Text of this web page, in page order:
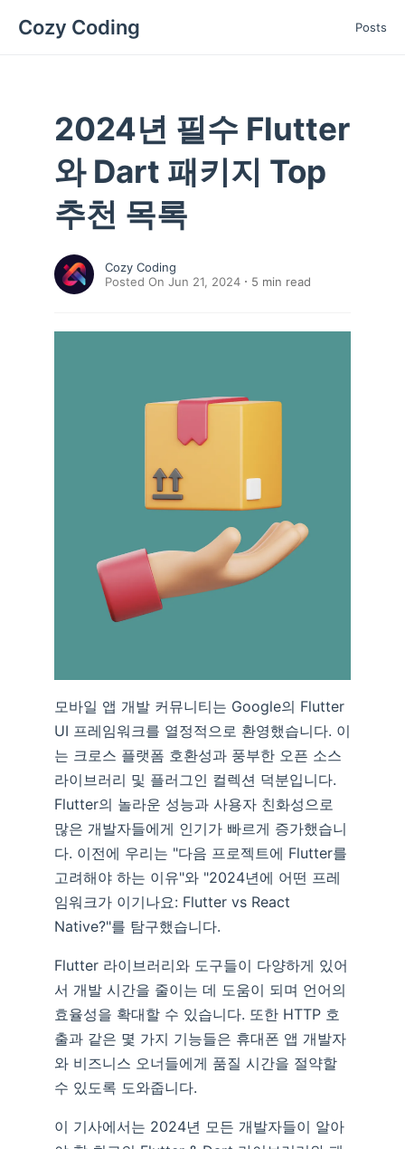
Cozy Coding Posts
2024년 필수 Flutter
와 Dart 패키지 Top
추천 목록
Cozy Coding
Posted On Jun 21, 2024
5 min read
모바일 앱 개발 커뮤니티는 Google의 Flutter
UI 프레임워크를 열정적으로 환영했습니다. 이
는 크로스 플랫폼 호환성과 풍부한 오픈 소스
라이브러리 및 플러그인 컬렉션 덕분입니다.
Flutter의 놀라운 성능과 사용자 친화성으로
많은 개발자들에게 인기가 빠르게 증가했습니
다. 이전에 우리는 "다음 프로젝트에 Flutter를
고려해야 하는 이유"와 "2024년에 어떤 프레
임워크가 이기나요: Flutter vs React
Native?"를 탐구했습니다.
Flutter 라이브러리와 도구들이 다양하게 있어
서 개발 시간을 줄이는 데 도움이 되며 언어의
효율성을 확대할 수 있습니다. 또한 HTTP 호
출과 같은 몇 가지 기능들은 휴대폰 앱 개발자
와 비즈니스 오너들에게 품질 시간을 절약할
수 있도록 도와줍니다.
이 기사에서는 2024년 모든 개발자들이 알아